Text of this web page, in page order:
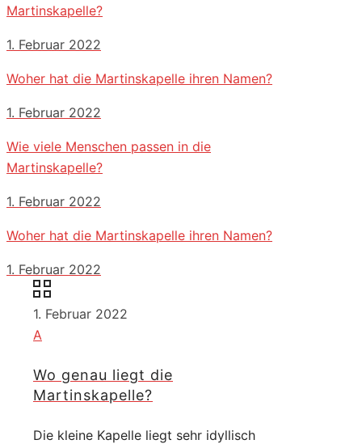
Martinskapelle?
1. Februar 2022
Woher hat die Martinskapelle ihren Namen?
1. Februar 2022
Wie viele Menschen passen in die
Martinskapelle?
1. Februar 2022
Woher hat die Martinskapelle ihren Namen?
1. Februar 2022
1. Februar 2022
A
Wo genau liegt die
Martinskapelle?
Die kleine Kapelle liegt sehr idyllisch